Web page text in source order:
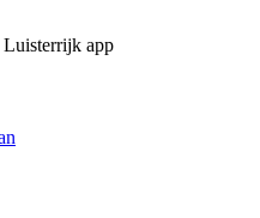
Luisterrijk app